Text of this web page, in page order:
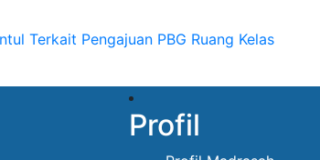
Terkait Pengajuan PBG Ruang Kelas
Profil